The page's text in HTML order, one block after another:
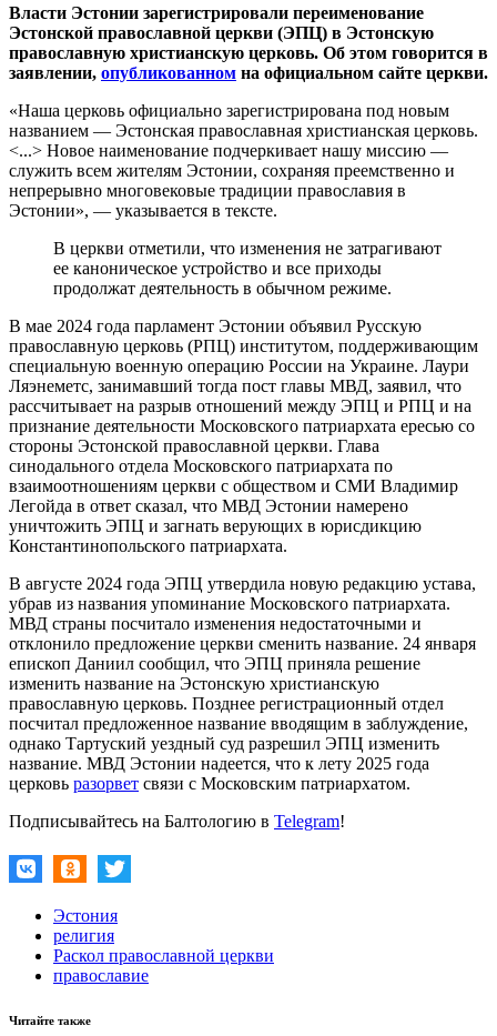
Власти Эстонии зарегистрировали переименование
Эстонской православной церкви (ЭПЦ) в Эстонскую
православную христианскую церковь. Об этом говорится в
заявлении, опубликованном на официальном сайте церкви.
«Наша церковь официально зарегистрирована под новым
названием — Эстонская православная христианская церковь.
<...> Новое наименование подчеркивает нашу миссию —
служить всем жителям Эстонии, сохраняя преемственно и
непрерывно многовековые традиции православия в
Эстонии», — указывается в тексте.
В церкви отметили, что изменения не затрагивают
ее каноническое устройство и все приходы
продолжат деятельность в обычном режиме.
В мае 2024 года парламент Эстонии объявил Русскую
православную церковь (РПЦ) институтом, поддерживающим
специальную военную операцию России на Украине. Лаури
Ляэнеметс, занимавший тогда пост главы МВД, заявил, что
рассчитывает на разрыв отношений между ЭПЦ и РПЦ и на
признание деятельности Московского патриархата ересью со
стороны Эстонской православной церкви. Глава
синодального отдела Московского патриархата по
взаимоотношениям церкви с обществом и СМИ Владимир
Легойда в ответ сказал, что МВД Эстонии намерено
уничтожить ЭПЦ и загнать верующих в юрисдикцию
Константинопольского патриархата.
В августе 2024 года ЭПЦ утвердила новую редакцию устава,
убрав из названия упоминание Московского патриархата.
МВД страны посчитало изменения недостаточными и
отклонило предложение церкви сменить название. 24 января
епископ Даниил сообщил, что ЭПЦ приняла решение
изменить название на Эстонскую христианскую
православную церковь. Позднее регистрационный отдел
посчитал предложенное название вводящим в заблуждение,
однако Тартуский уездный суд разрешил ЭПЦ изменить
название. МВД Эстонии надеется, что к лету 2025 года
церковь разорвет связи с Московским патриархатом.
Подписывайтесь на Балтологию в Telegram!
Эстония
религия
Раскол православной церкви
православие
Читайте также